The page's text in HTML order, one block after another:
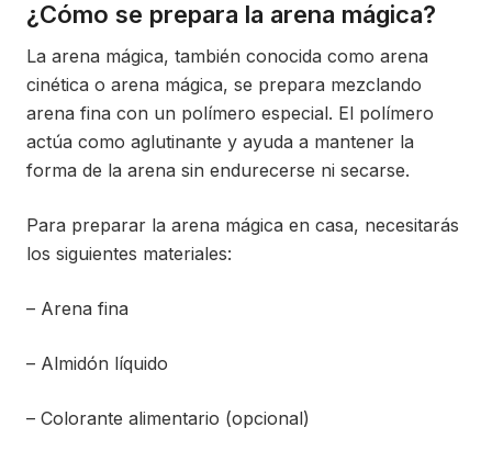
¿Cómo se prepara la arena mágica?
La arena mágica, también conocida como arena
cinética o arena mágica, se prepara mezclando
arena fina con un polímero especial. El polímero
actúa como aglutinante y ayuda a mantener la
forma de la arena sin endurecerse ni secarse.
Para preparar la arena mágica en casa, necesitarás
los siguientes materiales:
– Arena fina
– Almidón líquido
– Colorante alimentario (opcional)